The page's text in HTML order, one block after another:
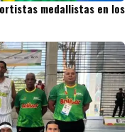
medallistas en los